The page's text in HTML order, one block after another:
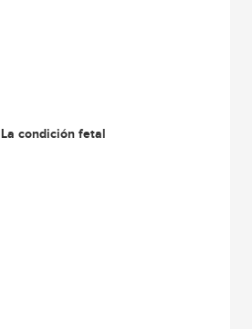
La condición fetal